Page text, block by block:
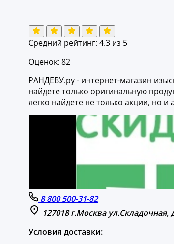
Средний рейтинг: 4.3 из 5
Оценок: 82
РАНДЕВУ.ру - интернет-магазин
найдете только оригинальную
легко найдете не только акции, но
8 800 500-31-82
127018 г.Москва ул.Складочная,
Условия доставки: